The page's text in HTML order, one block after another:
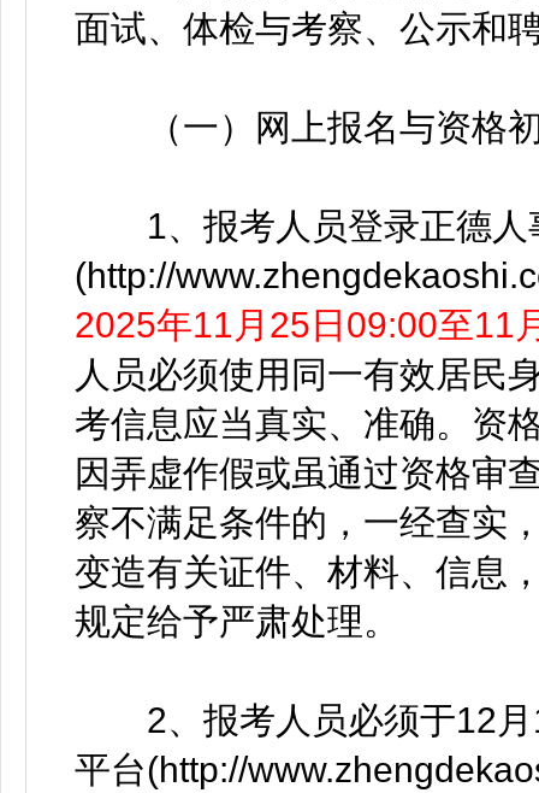
面试、体检与考察、公示和
（一）网上报名与资格
1、报考人员登录正德人
(http://
2025年11月25日09:00至11
人员必须使用同一有效居民
考信息应当真实、准确。资
因弄虚作假或虽通过资格审
察不满足条件的，一经查实
变造有关证件、材料、信息
规定给予严肃处理。
2、报考人员必须于12月
平台(http://